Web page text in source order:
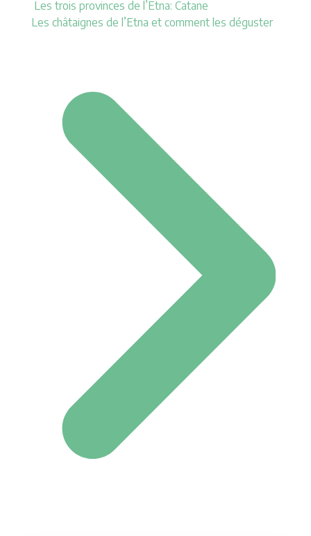
Les trois provinces de l’Etna: Catane
Les châtaignes de l’Etna et comment les déguster